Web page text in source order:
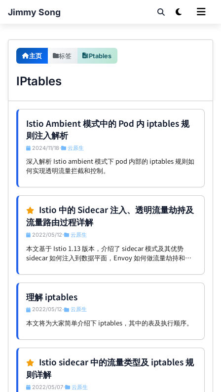
Jimmy Song
主页 标签 IPtables
IPtables
Istio Ambient 模式中的 Pod 内 iptables 规
则注入解析
2024/11/18 • 云原生
深入解析 Istio ambient 模式下 pod 内部的 iptables 规则如
何实现透明流量拦截和控制。
Istio 中的 Sidecar 注入、透明流量劫持及
流量路由过程详解
2022/05/12 • 云原生
本文基于 Istio 1.13 版本，介绍了 sidecar 模式及其优势
sidecar 如何注入到数据平面，Envoy 如何做流量劫持和路
理解 iptables
2022/05/12 • 云原生
本文将为大家简单介绍下 iptables，其中的表及执行顺序。
Istio sidecar 中的流量类型及 iptables 规
则详解
2022/05/07• 云原生